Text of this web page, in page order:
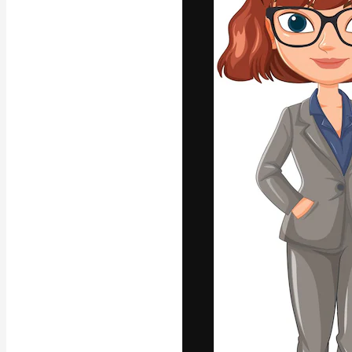
La plateforme
vos meilleurs
d’abonnés :
studios.
Français
Copyright © 2010-